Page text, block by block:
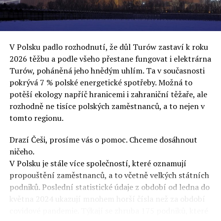
uvěří a nebudou se ptát na podrobnosti,“ řekl Rafał
Ziemkiewicz, redaktor týdeníku Do Rzeczy a ironicky
dodal: „Když se nynějšímu vedení státního hřebčince
podařilo prodat na aukci 10 plemenných koní za 600
000 euro, bylo to provládními médii oslavované jako
velký úspěch. Za vlády PiS se 14 koní prodalo za 2,5
milionu euro, což bylo stejnou mediální partou
komentováno jako konec polského chovu koní. Ve vidění
kontrolorů činnosti PiS ale určitě šlo při prodeji koní o
praní peněz či jinou nelegální činnost.“
Tuskova čísla jsou ale ujetá i jinde, pokračoval
Ziemkiewicz. „Ve vládní aféře PiS kolem vydávání víz
Tusk tvrdil, že za vlády dnešní opozice se nelegálně
prodalo 600 000 víz do Polska. Byla na to dokonce
vytvořena parlamentní vyšetřovací komise, která přišla
ale pouze na to, že 220 víz do Polska bylo
prostřednictvím úplatků uspíšeno, tedy že víza byla
V Polsku padlo rozhodnutí, že důl Turów zastaví k roku
2026 těžbu a podle všeho přestane fungovat i elektrárna
Turów, poháněná jeho hnědým uhlím. Ta v současnosti
pokrývá 7 % polské energetické spotřeby. Možná to
potěší ekology napříč hranicemi i zahraniční těžaře, ale
rozhodně ne tisíce polských zaměstnanců, a to nejen v
tomto regionu.
Drazí Češi, prosíme vás o pomoc. Chceme dosáhnout
ničeho.
V Polsku je stále více společností, které oznamují
propouštění zaměstnanců, a to včetně velkých státních
podniků. Poslední statistické údaje z období od ledna do
května 2024 ukazují mnohem horší čísla než za období